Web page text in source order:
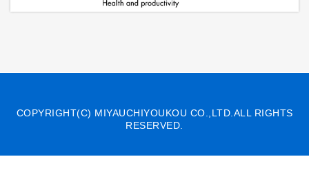
COPYRIGHT(C) MIYAUCHIYOUKOU CO.,LTD.ALL RIGHTS
RESERVED.